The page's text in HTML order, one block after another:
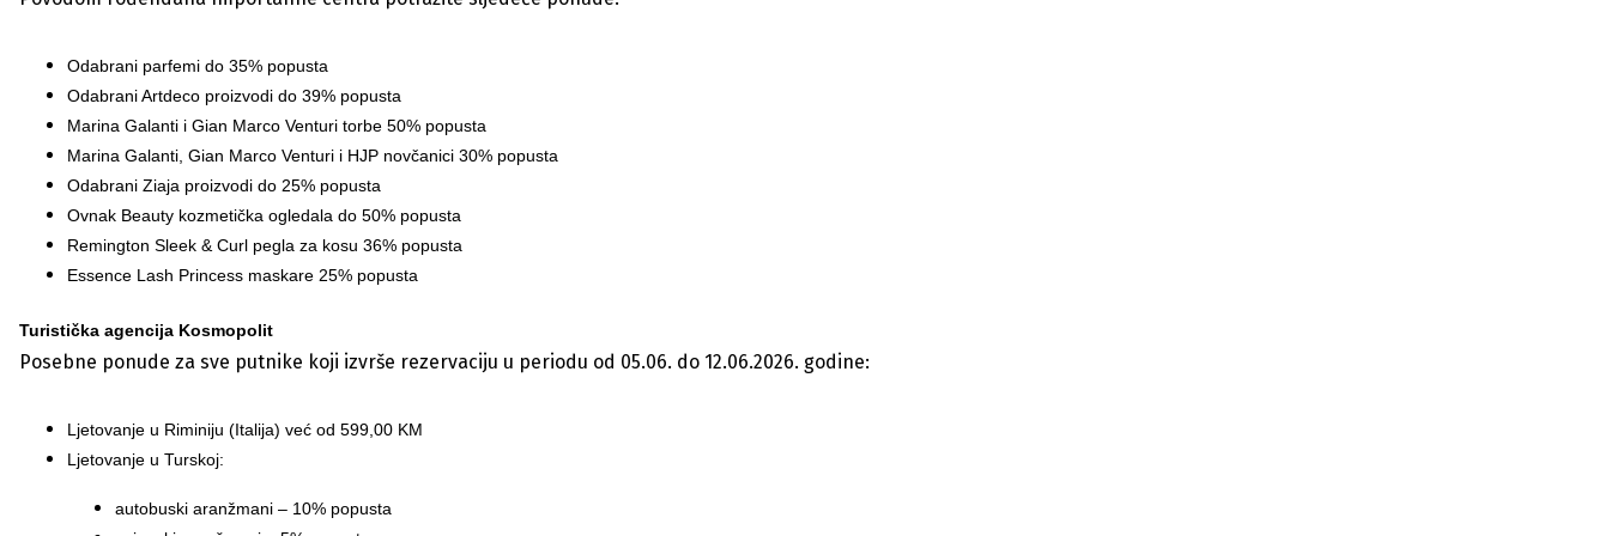
Odabrani parfemi do 35% popusta
Odabrani Artdeco proizvodi do 39% popusta
Marina Galanti i Gian Marco Venturi torbe 50% popusta
Marina Galanti, Gian Marco Venturi i HJP novčanici 30% popusta
Odabrani Ziaja proizvodi do 25% popusta
Ovnak Beauty kozmetička ogledala do 50% popusta
Remington Sleek & Curl pegla za kosu 36% popusta
Essence Lash Princess maskare 25% popusta
Turistička agencija Kosmopolit
Posebne ponude za sve putnike koji izvrše rezervaciju u periodu od 05.06. do 12.06.2026. godine:
Ljetovanje u Riminiju (Italija) već od 599,00 KM
Ljetovanje u Turskoj:
autobuski aranžmani – 10% popusta